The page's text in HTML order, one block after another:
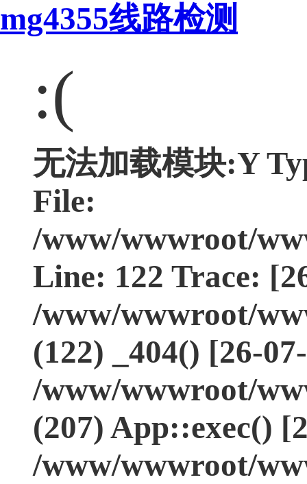
mg4355线路检测
:(
无法加载模块:Y
File:
/www/wwwroot/
Line: 122 Trace:
/www/wwwroot/
(122) _404() [26-
/www/wwwroot/
(207) App::exec()
/www/wwwroot/